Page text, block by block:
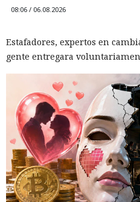
08:06 / 06.08.2026
Estafadores, expertos en
gente entregara